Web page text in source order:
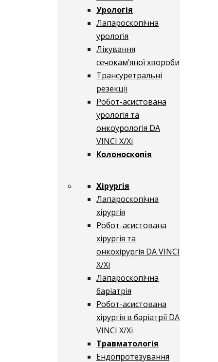
Урологія
Лапароскопічна
урологія
Лікування
сечокам’яної хвороби
Трансуретральні
резекції
Робот-асистована
урологія та
онкоурологія DA
VINCI X/Xі
Колоноскопія
Хірургія
Лапароскопічна
хірургія
Робот-асистована
хірургія та
онкохірургія DA VINCI
X/Xі
Лапароскопічна
баріатрія
Робот-асистована
хірургія в баріатрії DA
VINCI X/Xі
Травматологія
Ендопротезування